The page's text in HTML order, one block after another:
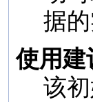
据
使用建
该